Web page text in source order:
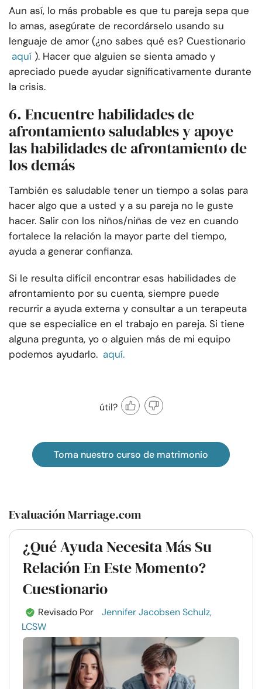
Aun así, lo más probable es que tu pareja sepa que
lo amas, asegúrate de recordárselo usando su
lenguaje de amor (¿no sabes qué es? Cuestionario
aquí ). Hacer que alguien se sienta amado y
apreciado puede ayudar significativamente durante
la crisis.
6. Encuentre habilidades de
afrontamiento saludables y apoye
las habilidades de afrontamiento de
los demás
También es saludable tener un tiempo a solas para
hacer algo que a usted y a su pareja no le guste
hacer. Salir con los niños/niñas de vez en cuando
fortalece la relación la mayor parte del tiempo,
ayuda a generar confianza.
Si le resulta difícil encontrar esas habilidades de
afrontamiento por su cuenta, siempre puede
recurrir a ayuda externa y consultar a un terapeuta
que se especialice en el trabajo en pareja. Si tiene
alguna pregunta, yo o alguien más de mi equipo
podemos ayudarlo. aquí.
útil?
Toma nuestro curso de matrimonio
Evaluación Marriage.com
¿Qué Ayuda Necesita Más Su
Relación En Este Momento?
Cuestionario
Revisado Por
Jennifer Jacobsen Schulz,
LCSW